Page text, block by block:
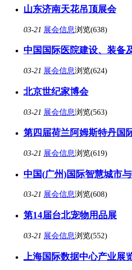
山东济南天花吊顶展会
03-21 展会信息浏览(638)
中国国际医院建设、装备
03-21 展会信息浏览(624)
北京世纪家博会
03-21 展会信息浏览(563)
第四届荷兰阿姆斯特丹国
03-21 展会信息浏览(619)
中国(广州)国际智慧城市
03-21 展会信息浏览(608)
第14届台北宠物用品展
03-21 展会信息浏览(552)
上海国际数据中心产业展